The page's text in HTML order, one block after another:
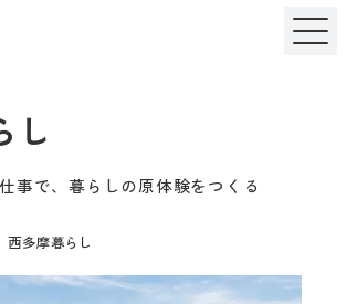
し
事で、暮らしの原体験をつくる
西多摩暮らし